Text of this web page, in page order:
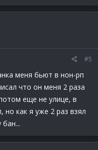
#5
меня бьют в нон-рп
что он меня 2 раза
еще не улице, в
но как я уже 2 раз взял